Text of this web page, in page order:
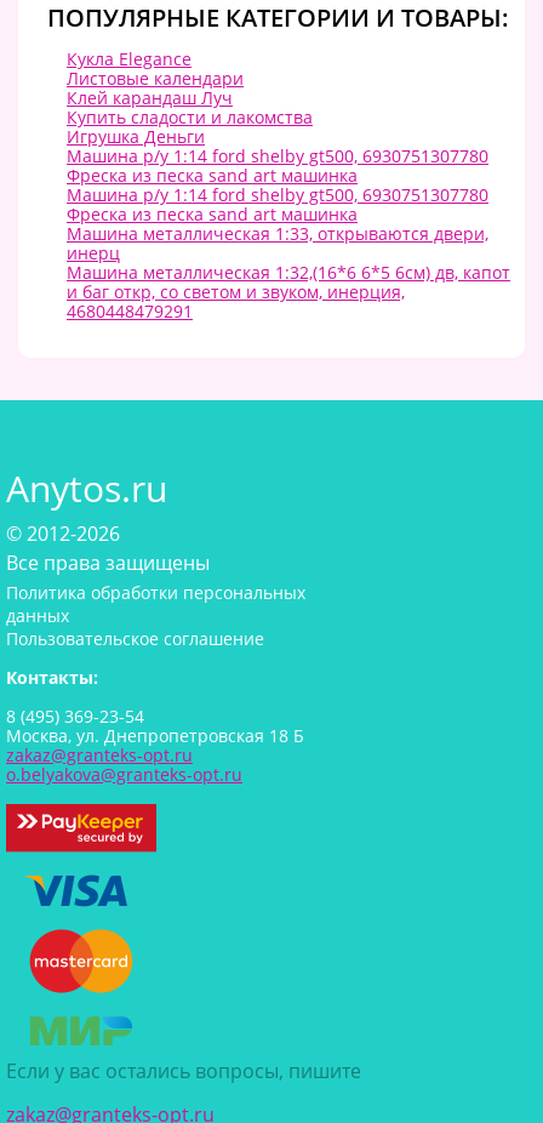
ПОПУЛЯРНЫЕ КАТЕГОРИИ И ТОВАРЫ:
Кукла Elegance
Листовые календари
Клей карандаш Луч
Купить сладости и лакомства
Игрушка Деньги
Машина р/у 1:14 ford shelby gt500, 6930751307780
Фреска из песка sand art машинка
Машина р/у 1:14 ford shelby gt500, 6930751307780
Фреска из песка sand art машинка
Машина металлическая 1:33, открываются двери,
инерц
Машина металлическая 1:32,(16*6 6*5 6см) дв, капот
и баг откр, со светом и звуком, инерция,
4680448479291
Anytos.ru
© 2012-2026
Все права защищены
Политика обработки персональных
данных
Пользовательское соглашение
Контакты:
8 (495) 369-23-54
Москва, ул. Днепропетровская 18 Б
zakaz@granteks-opt.ru
o.belyakova@granteks-opt.ru
Если у вас остались вопросы, пишите
zakaz@granteks-opt.ru